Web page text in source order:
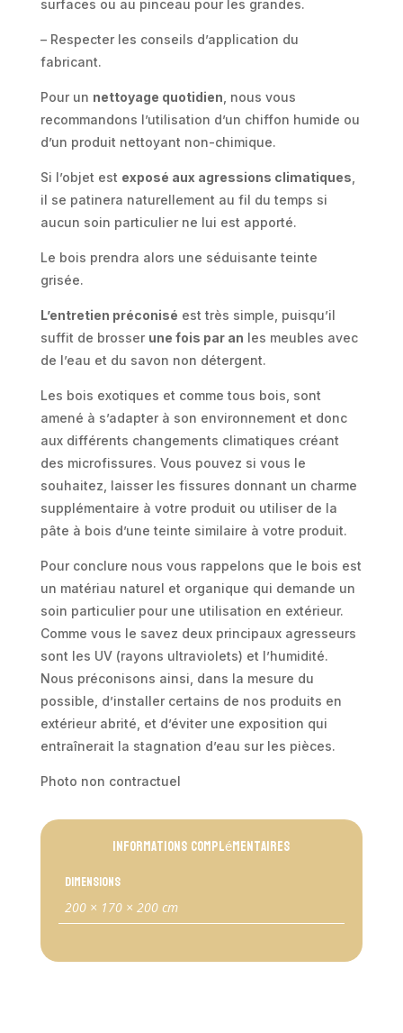
surfaces ou au pinceau pour les grandes.
– Respecter les conseils d’application du
fabricant.
Pour un nettoyage quotidien , nous vous
recommandons l’utilisation d’un chiffon humide ou
d’un produit nettoyant non-chimique.
Si l’objet est exposé aux agressions climatiques
il se patinera naturellement au fil du temps si
aucun soin particulier ne lui est apporté.
Le bois prendra alors une séduisante teinte
grisée.
L’entretien préconisé est très simple, puisqu’il
suffit de brosser une fois par an les meubles avec
de l’eau et du savon non détergent.
Les bois exotiques et comme tous bois, sont
amené à s’adapter à son environnement et donc
aux différents changements climatiques créant
des microfissures. Vous pouvez si vous le
souhaitez, laisser les fissures donnant un charme
supplémentaire à votre produit ou utiliser de la
pâte à bois d’une teinte similaire à votre produit.
Pour conclure nous vous rappelons que le bois est
un matériau naturel et organique qui demande un
soin particulier pour une utilisation en extérieur.
Comme vous le savez deux principaux agresseurs
sont les UV (rayons ultraviolets) et l’humidité.
Nous préconisons ainsi, dans la mesure du
possible, d’installer certains de nos produits en
extérieur abrité, et d’éviter une exposition qui
entraînerait la stagnation d’eau sur les pièces.
Photo non contractuel
Informations complémentaires
Dimensions
200 × 170 × 200 cm